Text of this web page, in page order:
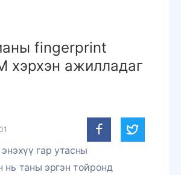
fingerprint
хэрхэн ажилладаг
гар утасны
нь таны эргэн тойронд